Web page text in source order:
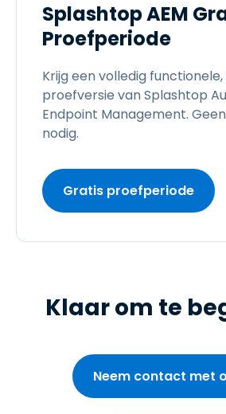
Splashtop AEM
Proefperiode
Krijg een volledig
proefversie van Splashtop
Endpoint Management.
nodig.
Gratis proefperiode
Klaar om te
Neem contact met